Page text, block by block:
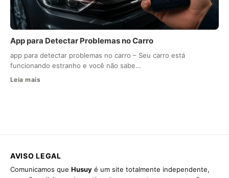
App para Detectar Problemas no Carro
app para detectar problemas no carro – Seu carro está
funcionando estranho e você não sabe…
Leia mais
AVISO LEGAL
Comunicamos que Husuy é um site totalmente independente,